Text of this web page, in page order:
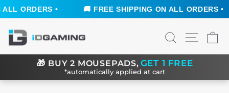
🚚 FREE SHIPPING ON ALL ORDERS • 🚚 FREE
directamente
contenido
BUSCAR
🎁 BUY 2 MOUSEPADS, GET 1 FREE
*automatically applied at cart